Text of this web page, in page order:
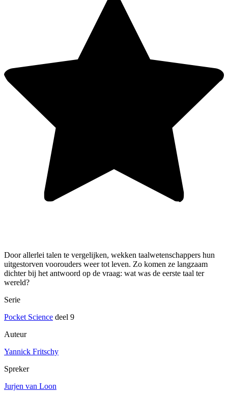
Door allerlei talen te vergelijken, wekken taalwetenschappers hun
uitgestorven voorouders weer tot leven. Zo komen ze langzaam
dichter bij het antwoord op de vraag: wat was de eerste taal ter
wereld?
Serie
Pocket Science deel 9
Auteur
Yannick Fritschy
Spreker
Jurjen van Loon